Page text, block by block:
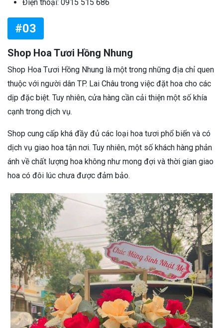
Điện thoại: 0915 515 686
#03
Shop Hoa Tươi Hồng Nhung
Shop Hoa Tươi Hồng Nhung là một trong những địa chỉ quen
thuộc với người dân TP. Lai Châu trong việc đặt hoa cho các
dịp đặc biệt. Tuy nhiên, cửa hàng cần cải thiện một số khía
cạnh trong dịch vụ.
Shop cung cấp khá đầy đủ các loại hoa tươi phổ biến và có
dịch vụ giao hoa tận nơi. Tuy nhiên, một số khách hàng phản
ánh về chất lượng hoa không như mong đợi và thời gian giao
hoa có đôi lúc chưa được đảm bảo.